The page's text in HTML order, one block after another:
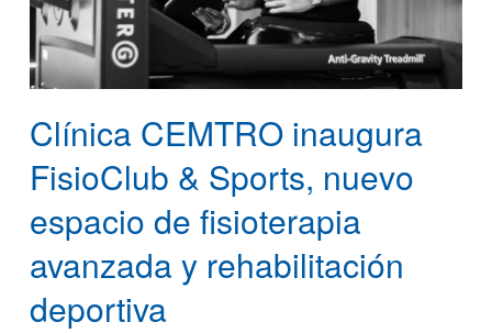
Clínica CEMTRO inaugura
FisioClub & Sports, nuevo
espacio de fisioterapia
avanzada y rehabilitación
deportiva